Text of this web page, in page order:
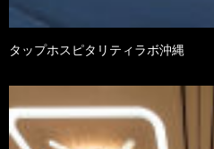
タップホスピタリティラボ沖縄